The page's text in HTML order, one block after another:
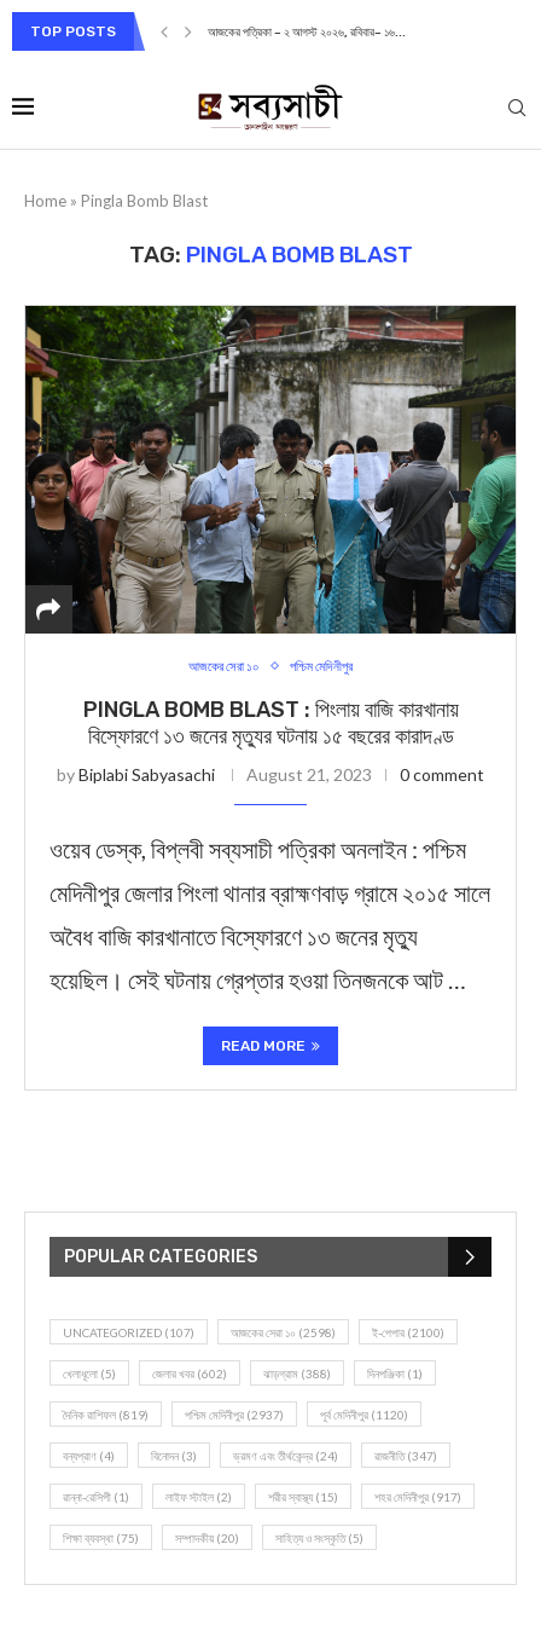
TOP POSTS আজকের পত্রিকা – ২ আগস্ট ২০২৬, রবিবার– ১৬...
Home » Pingla Bomb Blast
TAG: PINGLA BOMB BLAST
আজকের সেরা ১০ পশ্চিম মেদিনীপুর
PINGLA BOMB BLAST : পিংলায় বাজি কারখানায়
বিস্ফোরণে ১৩ জনের মৃত্যুর ঘটনায় ১৫ বছরের কারাদণ্ড
byBiplabi Sabyasachi August 21, 2023 0 comment
ওয়েব ডেস্ক, বিপ্লবী সব্যসাচী পত্রিকা অনলাইন : পশ্চিম
মেদিনীপুর জেলার পিংলা থানার ব্রাহ্মণবাড় গ্রামে ২০১৫ সালে
অবৈধ বাজি কারখানাতে বিস্ফোরণে ১৩ জনের মৃত্যু
হয়েছিল। সেই ঘটনায় গ্রেপ্তার হওয়া তিনজনকে আট …
READ MORE
POPULAR CATEGORIES
UNCATEGORIZED (107) আজকের সেরা ১০ (2598) ই-পেপার (2100)
খেলাধূলো (5) জেলার খবর (602) ঝাড়গ্রাম (388) দিনপঞ্জিকা (1)
দৈনিক রাশিফল (819) পশ্চিম মেদিনীপুর (2937) পূর্ব মেদিনীপুর (1120)
বন্যপ্রাণ (4) বিনোদন(3) ভ্রমণ এবং তীর্থকেন্দ্র (24) রাজনীতি(347)
রান্না-রেসিপী (1) লাইফ স্টাইল (2) শরীর স্বাস্থ্য (15) শহর মেদিনীপুর (917)
শিক্ষা ব্যবস্থা (75) সম্পাদকীয় (20) সাহিত্য ও সংস্কৃতি(5)